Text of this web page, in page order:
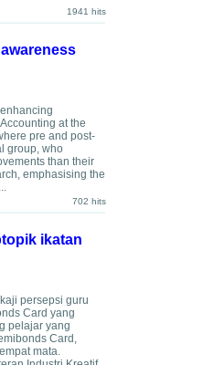
1941 hits
at the
pre and post-
group, who
than their
emphasising the
702 hits
ikatan
persepsi guru
Card yang
pelajar yang
Card,
mata.